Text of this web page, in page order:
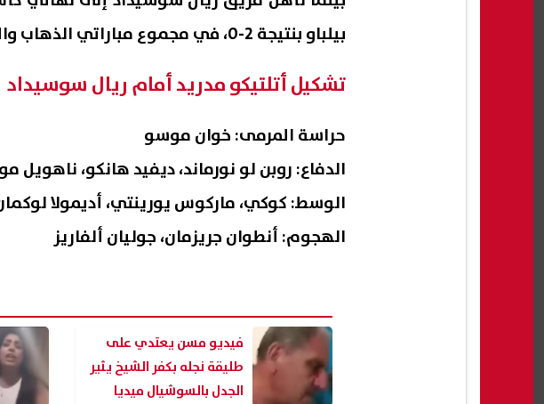
بيلباو بنتيجة 2-0، في مجموع مباراتي الذهاب والإياب.
تشكيل أتلتيكو مدريد أمام ريال سوسيداد
حراسة المرمى: خوان موسو
الدفاع: روبن لو نورماند، ديفيد هانكو، ناهويل
الوسط: كوكي، ماركوس يورينتي، أديمولا
الهجوم: أنطوان جريزمان، جوليان ألفاريز
فيديو مسن يعتدي على
طليقة نجله بكفر الشيخ يثير
الجدل بالسوشيال ميديا